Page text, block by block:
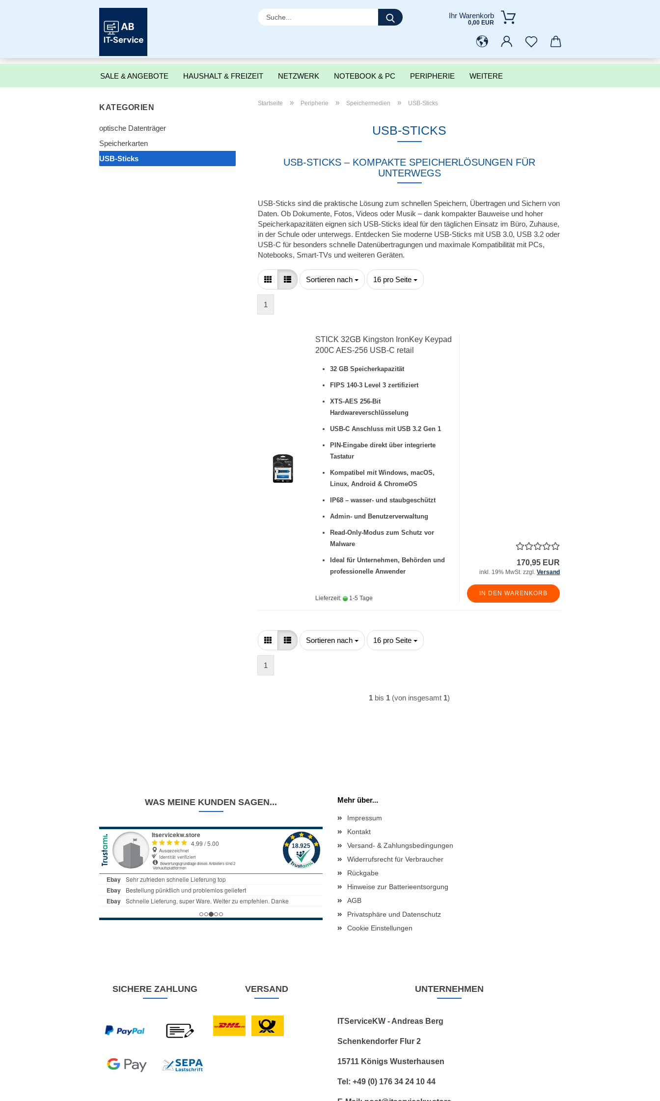
Suche... Ihr Warenkorb
0,00 EUR
SALE & ANGEBOTE HAUSHALT & FREIZEIT NETZWERK NOTEBOOK & PC PERIPHERIE WEITERE
Startseite » Peripherie » Speichermedien » USB-Sticks
USB-STICKS
USB-STICKS – KOMPAKTE SPEICHERLÖSUNGEN FÜR
UNTERWEGS
USB-Sticks sind die praktische Lösung zum schnellen Speichern, Übertragen und Sichern von
Daten. Ob Dokumente, Fotos, Videos oder Musik – dank kompakter Bauweise und hoher
Speicherkapazitäten eignen sich USB-Sticks ideal für den täglichen Einsatz im Büro, Zuhause,
in der Schule oder unterwegs. Entdecken Sie moderne USB-Sticks mit USB 3.0, USB 3.2 oder
USB-C für besonders schnelle Datenübertragungen und maximale Kompatibilität mit PCs,
Notebooks, Smart-TVs und weiteren Geräten.
Sortieren nach
Sortieren nach 16 pro Seite
pro Seite
1
STICK 32GB Kingston IronKey Keypad
200C AES-256 USB-C retail
32 GB Speicherkapazität
FIPS 140-3 Level 3 zertifiziert
XTS-AES 256-Bit
Hardwareverschlüsselung
USB-C Anschluss mit USB 3.2 Gen 1
PIN-Eingabe direkt über integrierte
Tastatur
Kompatibel mit Windows, macOS,
Linux, Android & ChromeOS
IP68 – wasser- und staubgeschützt
Admin- und Benutzerverwaltung
Read-Only-Modus zum Schutz vor
Malware
Ideal für Unternehmen, Behörden und
professionelle Anwender
Lieferzeit: 1-5 Tage
170,95 EUR
inkl. 19% MwSt. zzgl.Versand
IN DEN WARENKORB
Sortieren nach
Sortieren nach 16 pro Seite
pro Seite
1
1 bis 1 (von insgesamt 1)
KATEGORIEN
optische Datenträger
Speicherkarten
USB-Sticks
WAS MEINE KUNDEN SAGEN... Mehr über...
Impressum
Kontakt
Versand- & Zahlungsbedingungen
Widerrufsrecht für Verbraucher
Rückgabe
Hinweise zur Batterieentsorgung
AGB
Privatsphäre und Datenschutz
Cookie Einstellungen
SICHERE ZAHLUNG VERSAND UNTERNEHMEN
ITServiceKW - Andreas Berg
Schenkendorfer Flur 2
15711 Königs Wusterhausen
Tel: +49 (0) 176 34 24 10 44